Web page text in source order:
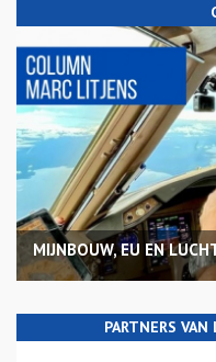
MIJNBOUW, EU EN
PARTNERS